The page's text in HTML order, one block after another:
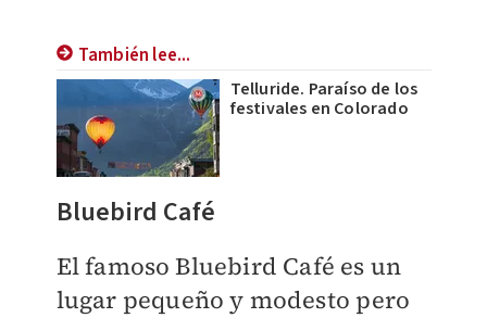
También lee...
Telluride. Paraíso de los
festivales en Colorado
Bluebird Café
El famoso Bluebird Café es un
lugar pequeño y modesto pero